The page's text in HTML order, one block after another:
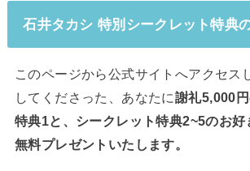
石井タカシ 特別シークレット特典
このページから公式サイトへアクセス
してくださった、あなたに謝礼5,000
特典1と、シークレット特典2~5のお好
無料プレゼントいたします。